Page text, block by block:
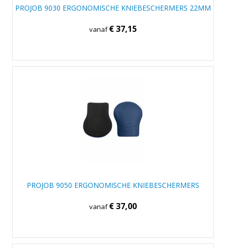
PROJOB 9030 ERGONOMISCHE KNIEBESCHERMERS 22MM
vanaf€ 37,15
PROJOB 9050 ERGONOMISCHE KNIEBESCHERMERS
vanaf€ 37,00